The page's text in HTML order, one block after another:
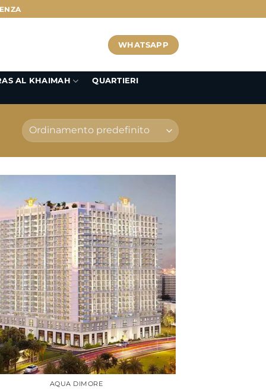
WHATSAPP
AL KHAIMAH QUARTIERI
AQUA DIMORE